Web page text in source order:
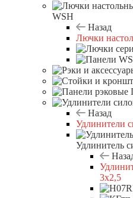
WSH
Назад
Лючки
Назад
Удлинители
Удлинитель
3х2,5